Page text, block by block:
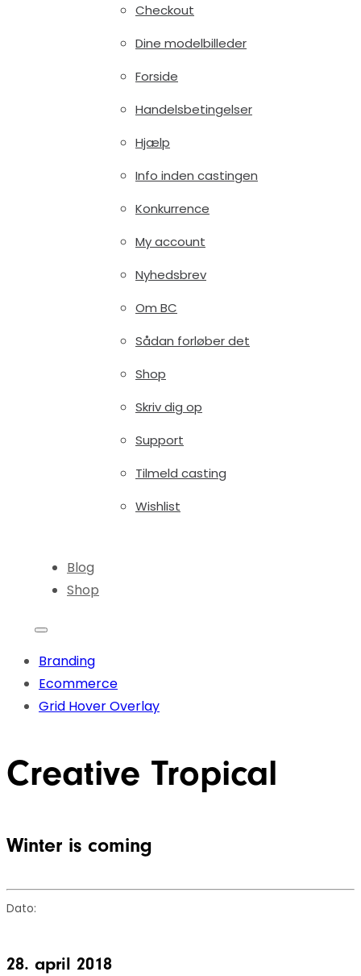
Checkout
Dine modelbilleder
Forside
Handelsbetingelser
Hjælp
Info inden castingen
Konkurrence
My account
Nyhedsbrev
Om BC
Sådan forløber det
Shop
Skriv dig op
Support
Tilmeld casting
Wishlist
Blog
Shop
Branding
Ecommerce
Grid Hover Overlay
Creative Tropical
Winter is coming
Dato:
28. april 2018